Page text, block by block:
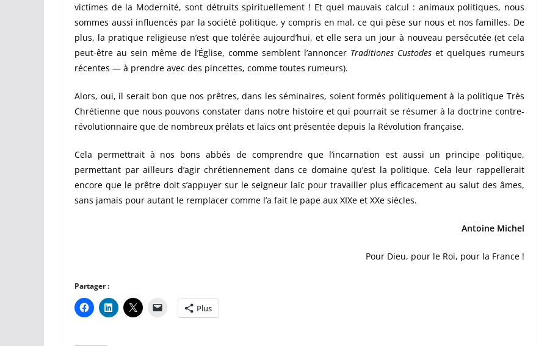
victimes de la Modernité, sont détruits spirituellement ! Et quel mauvais calcul : animaux politiques, nous
sommes aussi influencés par la société politique, y compris en mal, ce qui pèse sur nous et nos familles. De
plus, la pratique religieuse n’est que tolérée aujourd’hui, et elle sera un jour à nouveau persécutée (et cela
peut-être au sein même de l’Église, comme semblent l’annoncer Traditiones Custodes et quelques rumeurs
récentes — à prendre avec des pincettes, comme toutes rumeurs).
Alors, oui, il serait bon que nos prêtres, dans les séminaires, soient formés politiquement à la politique Très
Chrétienne que nous pouvons constater dans notre histoire et qui pourrait se résumer à la doctrine contre-
révolutionnaire que de nombreux prélats et laïcs ont présentée depuis la Révolution française.
Cela permettrait à nos bons abbés de comprendre que l’incarnation est aussi un principe politique,
permettant par ailleurs d’agir chrétiennement dans ce domaine qu’est la politique. Cela leur rappellerait
encore que le prêtre doit s’appuyer sur le seigneur laïc pour travailler plus efficacement au salut des âmes,
sans jamais pour autant le remplacer comme l’a fait le pape aux XIXe et XXe siècles.
Antoine Michel
Pour Dieu, pour le Roi, pour la France !
Partager :
Plus